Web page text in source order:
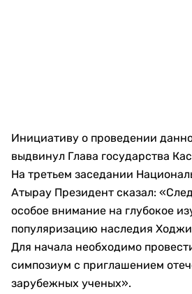
Инициативу о проведении
выдвинул Глава государства
На третьем заседании
Атырау Президент сказал:
особое внимание на глубокое
популяризацию наследия
Для начала необходимо
симпозиум с приглашением
зарубежных ученых».